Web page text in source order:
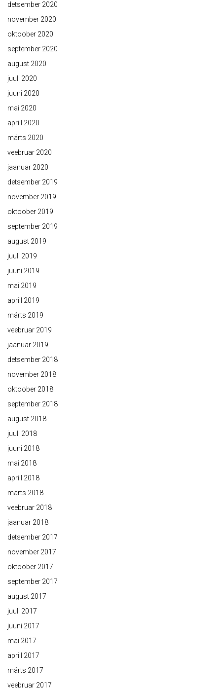
detsember 2020
november 2020
oktoober 2020
september 2020
august 2020
juuli 2020
juuni 2020
mai 2020
aprill 2020
märts 2020
veebruar 2020
jaanuar 2020
detsember 2019
november 2019
oktoober 2019
september 2019
august 2019
juuli 2019
juuni 2019
mai 2019
aprill 2019
märts 2019
veebruar 2019
jaanuar 2019
detsember 2018
november 2018
oktoober 2018
september 2018
august 2018
juuli 2018
juuni 2018
mai 2018
aprill 2018
märts 2018
veebruar 2018
jaanuar 2018
detsember 2017
november 2017
oktoober 2017
september 2017
august 2017
juuli 2017
juuni 2017
mai 2017
aprill 2017
märts 2017
veebruar 2017